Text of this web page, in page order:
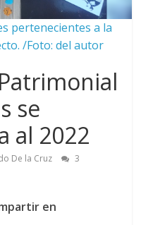
pertenecientes a la
/Foto: del autor
se
al 2022
De la Cruz
3
en